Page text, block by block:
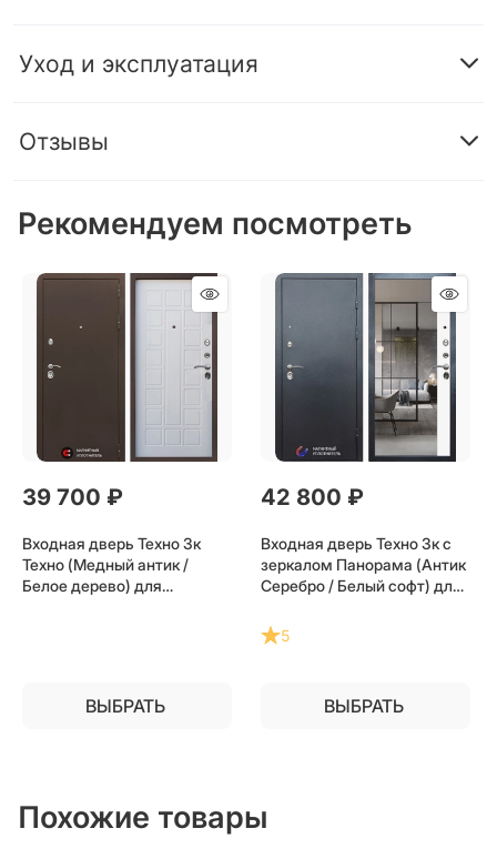
Уход и эксплуатация
Отзывы
Рекомендуем посмотреть
39 700 ₽
Входная дверь Техно 3к
Техно (Медный антик /
Белое дерево) для
ВЫБРАТЬ
42 800 ₽
Входная дверь Техно 3к с
зеркалом Панорама (Антик
Серебро / Белый софт) для
5
ВЫБРАТЬ
Похожие товары